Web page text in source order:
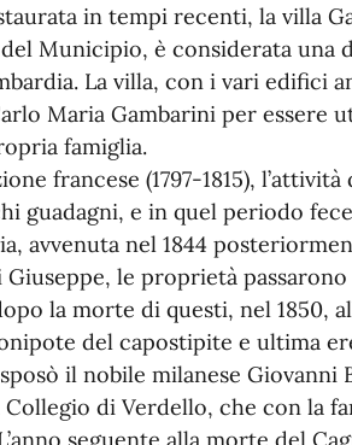
in tempi recenti, la villa
del Municipio, è considerata una
La villa, con i vari edifici
Maria Gambarini per essere
famiglia.
francese (1797-1815),
guadagni, e in quel periodo
avvenuta nel 1844
le proprietà
la morte di questi, nel 1850,
del capostipite e ultima
sposò il nobile milanese Giovanni
di Verdello, che con la